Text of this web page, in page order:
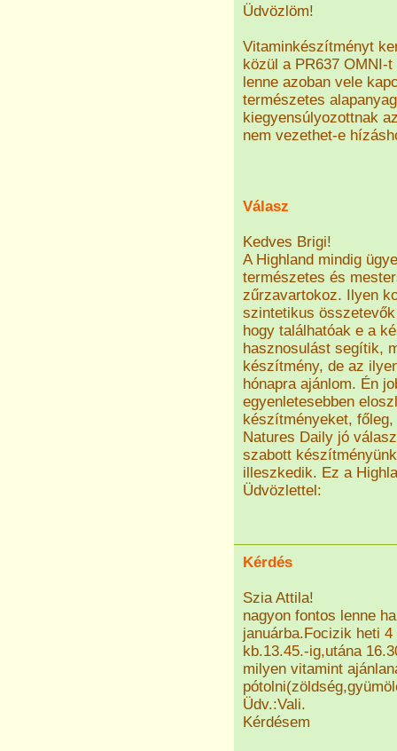
Üdvözlöm!
Vitaminkészítményt
közül a PR637 OMNI-
lenne azoban vele
természetes
kiegyensúlyozottnak
nem vezethet-e
Válasz
Kedves Brigi!
A Highland mindig
természetes és
zűrzavartokoz. Ilyen
szintetikus
hogy találhatóak e a
hasznosulást segítik,
készítmény, de az
hónapra ajánlom. Én
egyenletesebben
készítményeket,
Natures Daily jó
szabott
illeszkedik. Ez a
Üdvözlettel:
Kérdés
Szia Attila!
nagyon fontos lenne
januárba.Focizik heti
kb.13.45.-ig,utána
milyen vitamint
Üdv.:Vali.
Kérdésem